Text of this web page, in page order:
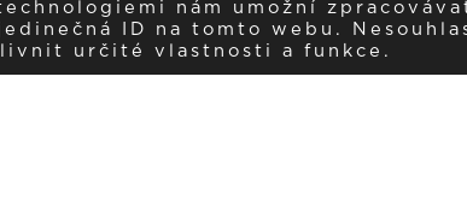
nám umožní
ID na tomto webu.
určité vlastnosti a funkce.